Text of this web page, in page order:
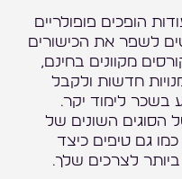
הופכים פופולריים
לשפר את הכישורים
מקוונים בחינם,
חדשות ולקבל
בשכר לימוד יקר.
הסוגים השונים של
כמו גם טיפים כיצד
לצרכים שלך.